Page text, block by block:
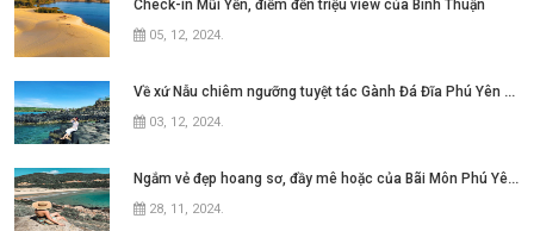
Check-in Mũi Yến, điểm đến triệu view của Bình Thuận
05, 12, 2024.
Về xứ Nẫu chiêm ngưỡng tuyệt tác Gành Đá Đĩa Phú Yên đẹp như mơ ngay thôi nào
03, 12, 2024.
Ngắm vẻ đẹp hoang sơ, đầy mê hoặc của Bãi Môn Phú Yên ở xứ hoa vàng cỏ xanh
28, 11, 2024.